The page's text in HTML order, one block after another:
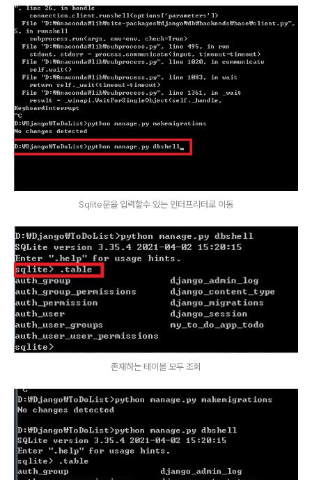
Sqlite문을 입력할수 있는 인터프리터로 이동
존재하는 테이블 모두 조회